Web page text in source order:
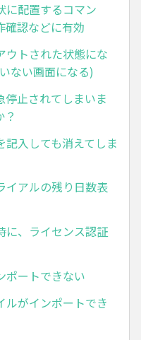
に配置するコマン
確認などに有効
ウトされた状態にな
ない画面になる)
停止されてしまいま
入しても消えてしま
イアルの残り日数表
に、ライセンス認証
ポートできない
ルがインポートでき